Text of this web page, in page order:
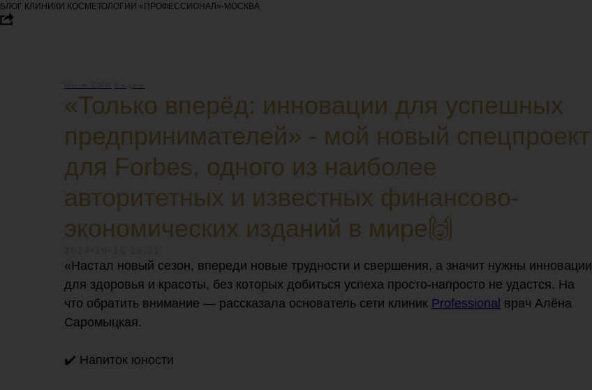
БЛОГ КЛИНИКИ КОСМЕТОЛОГИИ «ПРОФЕССИОНАЛ»-МОСКВА
«Только вперёд: инновации для успешных
предпринимателей» - мой новый спецпроект
для Forbes, одного из наиболее
авторитетных и известных финансово-
экономических изданий в мире🙌
«Настал новый сезон, впереди новые трудности и свершения, а значит нужны инновации
для здоровья и красоты, без которых добиться успеха просто-напросто не удастся. На
что обратить внимание — рассказала основатель сети клиник Professional врач Алёна
Саромыцкая.
✔️ Напиток юности